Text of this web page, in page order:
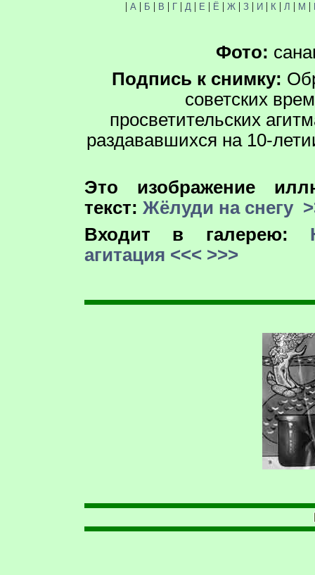
| А | Б | В | Г| Д | Е | Ё | Ж| З| И| К | Л | М |
Фото:
Подпись к снимку:
советских
просветительских
раздававшихся на 10-
Это изображение
текст: Жёлуди на снегу
Входит в галерею:
агитация <<< >>>